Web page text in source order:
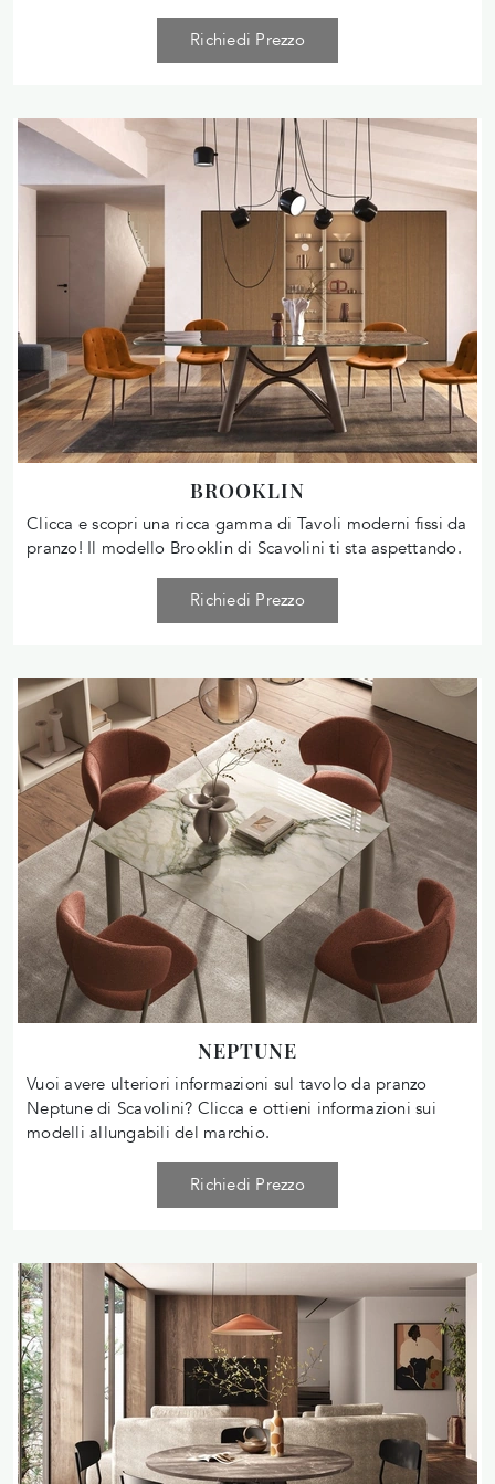
Richiedi Prezzo
BROOKLIN
Clicca e scopri una ricca gamma di Tavoli moderni fissi da
pranzo! Il modello Brooklin di Scavolini ti sta aspettando.
Richiedi Prezzo
NEPTUNE
Vuoi avere ulteriori informazioni sul tavolo da pranzo
Neptune di Scavolini? Clicca e ottieni informazioni sui
modelli allungabili del marchio.
Richiedi Prezzo